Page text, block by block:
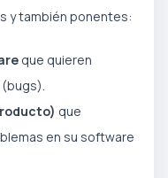
y también ponentes:
que quieren
que
en su software